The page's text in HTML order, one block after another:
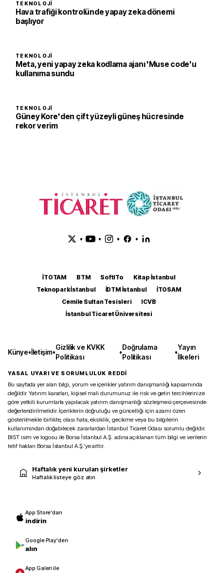
TEKNOLOJI
Hava trafiği kontrolünde yapay zeka dönemi
başlıyor
TEKNOLOJI
Meta, yeni yapay zeka kodlama ajanı 'Muse code'u
kullanıma sundu
TEKNOLOJI
Güney Kore'den çift yüzeyli güneş hücresinde
rekor verim
• • • •
İTOTAM BTM SoftITo
Kitap İstanbul
Teknopark İstanbul
İDTM İstanbul
İTOSAM
Cemile Sultan Tesisleri
ICVB
İstanbul Ticaret Üniversitesi
Künye•İletişim•
Gizlilik ve KVKK
Politikası
•
Doğrulama
Politikası
•
Yayın
İlkeleri
YASAL UYARI VE SORUMLULUK REDDİ
Bu sayfada yer alan bilgi, yorum ve içerikler yatırım danışmanlığı kapsamında
değildir. Yatırım kararları, kişisel mali durumunuz ile risk ve getiri tercihlerinize
göre yetkili kurumlarla yapılacak yatırım danışmanlığı sözleşmesi çerçevesinde
değerlendirilmelidir. İçeriklerin doğruluğu ve güncelliği için azami özen
gösterilmekle birlikte, olası hata, eksiklik, gecikme veya bu bilgilerin
kullanımından doğabilecek zararlardan İstanbul Ticaret Odası sorumlu değildir.
BIST isim ve logosu ile Borsa İstanbul A.Ş. adına açıklanan tüm bilgi ve verilerin
telif hakları Borsa İstanbul A.Ş.’ye aittir.
Haftalık yeni kurulan şirketler
Haftalık listeye göz atın
App Store'dan
indirin
Google Play'den
alın
App Galeri ile